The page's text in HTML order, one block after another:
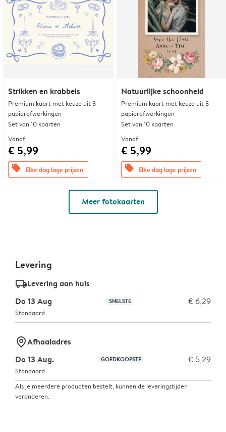
Strikken en krabbels
Premium kaart met keuze uit 3
papierafwerkingen
Set van 10 kaarten
Vanaf
€ 5,99
offers Elke dag lage prijzen
Natuurlijke schoonheid
Premium kaart met keuze uit 3
papierafwerkingen
Set van 10 kaarten
Vanaf
€ 5,99
offers Elke dag lage prijzen
Meer fotokaarten
Levering
delivery_standard_v2Levering aan huis
Do 13 Aug
SNELSTE € 6,29
Standaard
marker-pinAfhaaladres
Do 13 Aug.
GOEDKOOPSTE € 5,29
Standaard
Als je meerdere producten bestelt, kunnen de leveringstijden
veranderen.